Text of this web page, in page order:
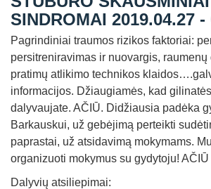
Sėkmės istorijos
Atsiliepimai
Kontaktai
SINDROMAI 2019.04.27 -
Pagrindiniai traumos rizikos faktoriai:
persitreniravimas ir nuovargis, raumenų
pratimų atlikimo technikos
informacijos. Džiaugiamės, kad
dalyvaujate. AČIŪ. Didžiausia padėka
Barkauskui, už gebėjimą perteikti
paprastai, už atsidavimą mokymams.
organizuoti mokymus su gydytoju! AČIŪ
Dalyvių atsiliepimai: